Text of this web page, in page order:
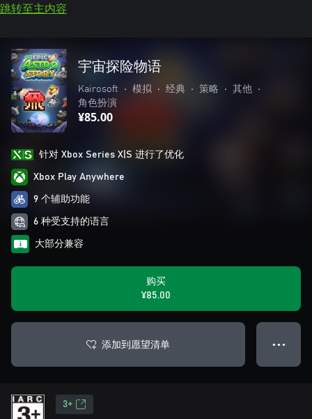
跳转至主内容
宇宙探险物语
Kairosoft • 模拟 • 经典 • 策略 • 其他
•
角色扮演
¥85.00
针对 Xbox Series X|S 进行了优化
Xbox Play Anywhere
9 个辅助功能
6 种受支持的语言
大部分兼容
购买
¥85.00
添加到愿望清单 ● ● ●
3+